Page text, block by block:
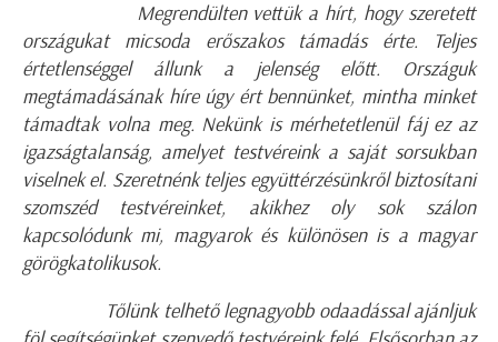
Megrendülten vettük a hírt, hogy szeretett
országukat micsoda erőszakos támadás érte. Teljes
értetlenséggel állunk a jelenség előtt. Országuk
megtámadásának híre úgy ért bennünket, mintha minket
támadtak volna meg. Nekünk is mérhetetlenül fáj ez az
igazságtalanság, amelyet testvéreink a saját sorsukban
viselnek el. Szeretnénk teljes együttérzésünkről biztosítani
szomszéd testvéreinket, akikhez oly sok szálon
kapcsolódunk mi, magyarok és különösen is a magyar
görögkatolikusok.
Tőlünk telhető legnagyobb odaadással ajánljuk